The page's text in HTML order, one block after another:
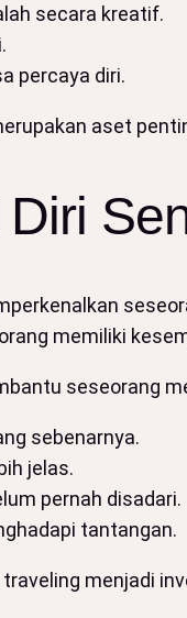
secara kreatif.
percaya diri.
aset
memiliki
seseorang
sebenarnya.
jelas.
pernah disadari.
tantangan.
menjadi